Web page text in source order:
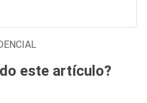
este artículo?